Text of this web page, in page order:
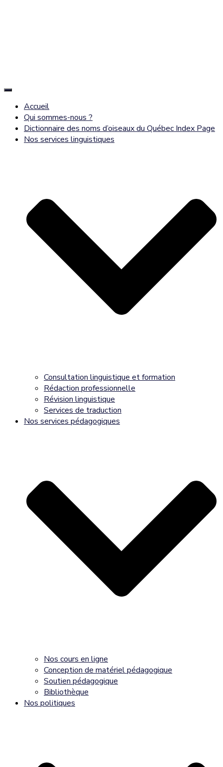
Déplier
navigationAccueil
Qui sommes-nous ?
Dictionnaire des noms d’oiseaux du Québec Index Page
Nos services linguistiques
Consultation linguistique et formation
Rédaction professionnelle
Révision linguistique
Services de traduction
Nos services pédagogiques
Nos cours en ligne
Conception de matériel pédagogique
Soutien pédagogique
Bibliothèque
Nos politiques